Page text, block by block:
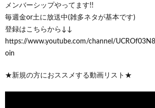
メンバーシップやってます!!
毎週金or土に放送中(雑多ネタが基本です)
登録はこちらから↓↓
https://www.youtube.com/channel/
oin
★新規の方におススメする動画リスト★